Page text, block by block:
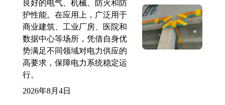
良好的电气、机械、防火和防
护性能。在应用上，广泛用于
商业建筑、工业厂房、医院和
数据中心等场所，凭借自身优
势满足不同领域对电力供应的
高要求，保障电力系统稳定运
行。
2026年8月4日